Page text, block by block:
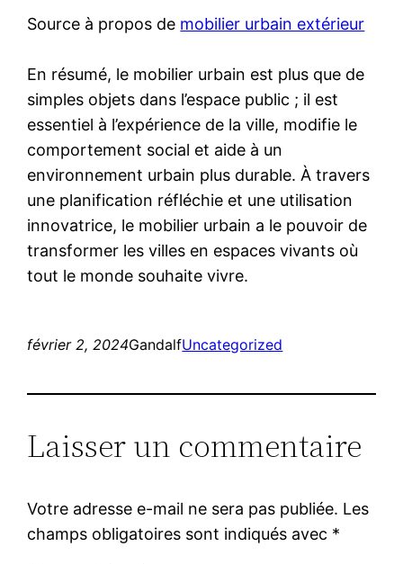
Source à propos de mobilier urbain extérieur
En résumé, le mobilier urbain est plus que de
simples objets dans l’espace public ; il est
essentiel à l’expérience de la ville, modifie le
comportement social et aide à un
environnement urbain plus durable. À travers
une planification réfléchie et une utilisation
innovatrice, le mobilier urbain a le pouvoir de
transformer les villes en espaces vivants où
tout le monde souhaite vivre.
février 2, 2024GandalfUncategorized
Laisser un commentaire
Votre adresse e-mail ne sera pas publiée. Les
champs obligatoires sont indiqués avec *